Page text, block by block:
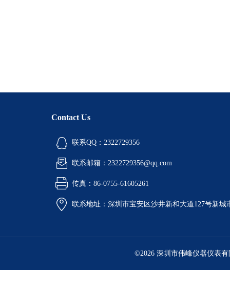
Contact Us
联系QQ：2322729356
联系邮箱：2322729356@qq.com
传真：86-0755-61605261
联系地址：深圳市宝安区沙井新和大道127号新城
©2026 深圳市伟峰仪器仪表